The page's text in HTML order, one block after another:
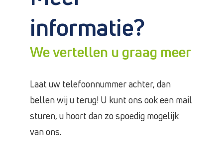
informatie?
We vertellen u graag meer
Laat uw telefoonnummer achter, dan
bellen wij u terug! U kunt ons ook een mail
sturen, u hoort dan zo spoedig mogelijk
van ons.